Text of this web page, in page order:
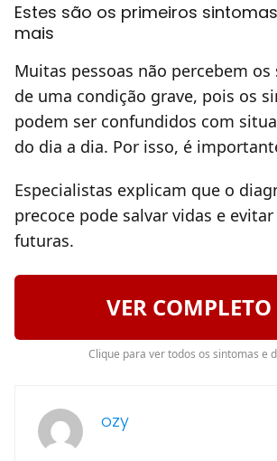
Estes são os primeiros
mais
Muitas pessoas não percebem
de uma condição grave, pois os
podem ser confundidos com
do dia a dia. Por isso, é
Especialistas explicam que o
precoce pode salvar vidas e
futuras.
VER
Clique para ver todos os sintomas e
ozy